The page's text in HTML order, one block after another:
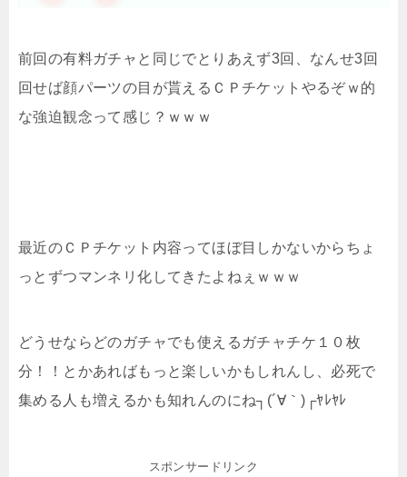
前回の有料ガチャと同じでとりあえず3回、なんせ3回
回せば顔パーツの目が貰えるＣＰチケットやるぞｗ的
な強迫観念って感じ？ｗｗｗ
最近のＣＰチケット内容ってほぼ目しかないからちょ
っとずつマンネリ化してきたよねぇｗｗｗ
どうせならどのガチャでも使えるガチャチケ１０枚
分！！とかあればもっと楽しいかもしれんし、必死で
集める人も増えるかも知れんのにね┐(´∀｀)┌ﾔﾚﾔﾚ
スポンサードリンク